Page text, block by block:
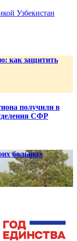
Узбекистан
как защитить
получили в
СФР
больных